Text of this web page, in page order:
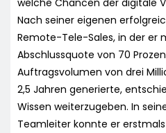
Nach seiner eigenen
Remote-Tele-Sales, in der er
Abschlussquote von 70
Auftragsvolumen von drei
2,5 Jahren generierte,
Wissen weiterzugeben. In
Teamleiter konnte er